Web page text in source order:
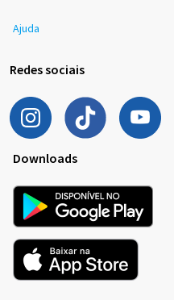
Ajuda
Redes sociais
Downloads